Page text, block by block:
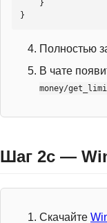
}
Полностью
В чате
money/
Шаг 2c —
Скачайте